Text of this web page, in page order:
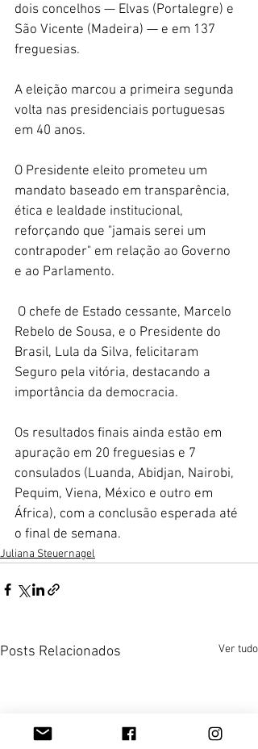
dois concelhos — Elvas (Portalegre) e
São Vicente (Madeira) — e em 137
freguesias.
A eleição marcou a primeira segunda
volta nas presidenciais portuguesas
em 40 anos.
O Presidente eleito prometeu um
mandato baseado em transparência,
ética e lealdade institucional,
reforçando que "jamais serei um
contrapoder" em relação ao Governo
e ao Parlamento.
Rebelo de Sousa, e o Presidente do
Brasil, Lula da Silva, felicitaram
Seguro pela vitória, destacando a
importância da democracia.
Os resultados finais ainda estão em
apuração em 20 freguesias e 7
consulados (Luanda, Abidjan, Nairobi,
Pequim, Viena, México e outro em
África), com a conclusão esperada até
o final de semana.
Juliana Steuernagel
Posts Relacionados Ver tudo